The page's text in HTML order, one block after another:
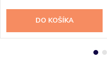
DO KOŠÍKA